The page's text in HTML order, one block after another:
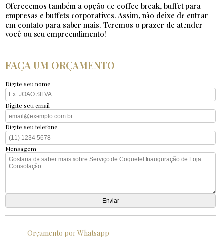
Oferecemos também a opção de coffee break, buffet para
empresas e buffets corporativos. Assim, não deixe de entrar
em contato para saber mais. Teremos o prazer de atender
você ou seu empreendimento!
FAÇA UM ORÇAMENTO
Digite seu nome
Digite seu email
Digite seu telefone
Mensagem
Orçamento por Whatsapp